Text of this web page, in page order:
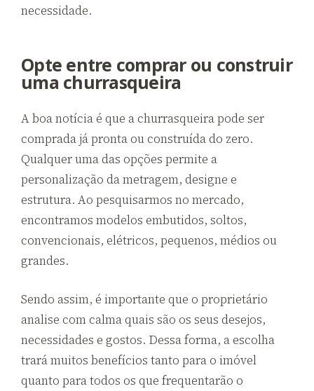
necessidade.
Opte entre comprar ou construir
uma churrasqueira
A boa notícia é que a churrasqueira pode ser
comprada já pronta ou construída do zero.
Qualquer uma das opções permite a
personalização da metragem, designe e
estrutura. Ao pesquisarmos no mercado,
encontramos modelos embutidos, soltos,
convencionais, elétricos, pequenos, médios ou
grandes.
Sendo assim, é importante que o proprietário
analise com calma quais são os seus desejos,
necessidades e gostos. Dessa forma, a escolha
trará muitos benefícios tanto para o imóvel
quanto para todos os que frequentarão o